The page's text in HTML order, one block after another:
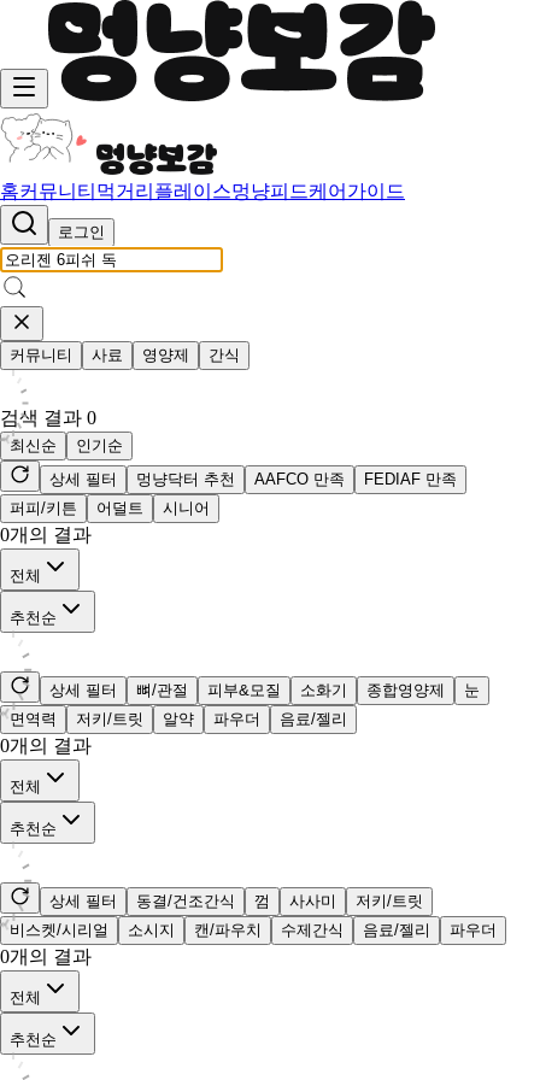
홈커뮤니티 먹거리 플레이스멍냥피드케어가이드
로그인
커뮤니티 사료 영양제 간식
검색 결과 0
최신순
인기순
상세 필터
멍냥닥터 추천 AAFCO 만족
FEDIAF 만족
퍼피/키튼
어덜트 시니어
0개의 결과
전체
추천순
상세 필터 뼈/관절 피부&모질 소화기 종합영양제
눈
면역력
저키/트릿 알약 파우더 음료/젤리
0개의 결과
전체
추천순
상세 필터 동결/건조간식 껌 사사미
저키/트릿
비스켓/시리얼
소시지 캔/파우치 수제간식 음료/젤리 파우더
0개의 결과
전체
추천순